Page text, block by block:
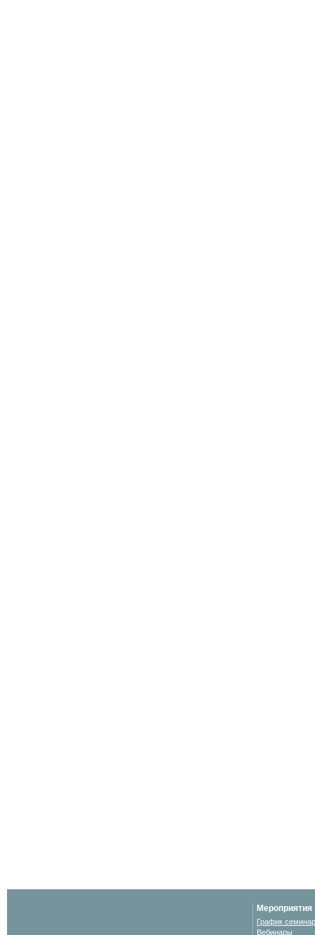
Мероприятия
График
Вебинары